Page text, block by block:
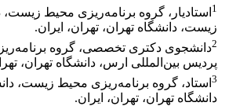
1 استادیار، گروه برنامه‌ریزی محیط
زیست، دانشگاه تهران، تهران، ایران.
2دانشجوی دکتری تخصصی، گروه
پردیس بین‌المللی ارس، دانشگاه تهران،
3 استاد، گروه برنامه‌ریزی محیط زیست،
دانشگاه تهران، تهران، ایران.